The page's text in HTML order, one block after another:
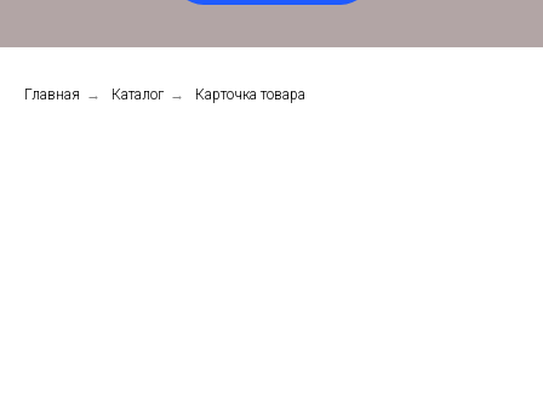
Главная → Каталог → Карточка товара